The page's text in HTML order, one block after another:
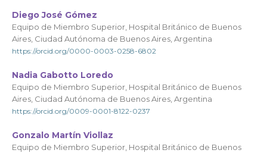
Diego José Gómez
Equipo de Miembro Superior, Hospital Británico de Buenos
Aires, Ciudad Autónoma de Buenos Aires, Argentina
https://orcid.org/0000-0003-0258-6802
Nadia Gabotto Loredo
Equipo de Miembro Superior, Hospital Británico de Buenos
Aires, Ciudad Autónoma de Buenos Aires, Argentina
https://orcid.org/0009-0001-8122-0237
Gonzalo Martín Viollaz
Equipo de Miembro Superior, Hospital Británico de Buenos